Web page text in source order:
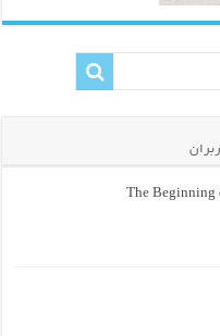
The Beginning